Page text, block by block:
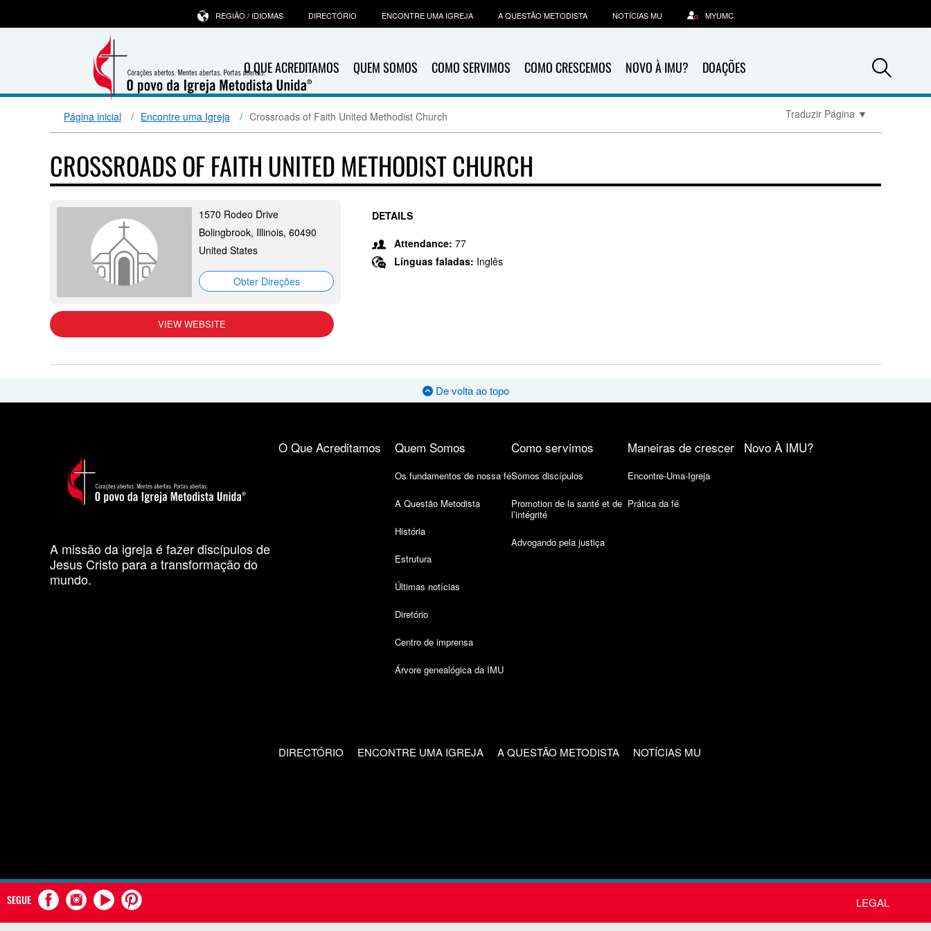
O QUE ACREDITAMOS QUEM SOMOS COMO SERVIMOS COMO CRESCEMOS NOVO À IMU? DOAÇÕES
REGIÃO / IDIOMAS DIRECTÓRIO ENCONTRE UMA IGREJA A QUESTÃO METODISTA NOTÍCIAS MU MYUMC
Página inicial Encontre uma Igreja Crossroads of Faith United Methodist Church Traduzir Página ▼
CROSSROADS OF FAITH UNITED METHODIST CHURCH
1570 Rodeo Drive
Bolingbrook, Illinois, 60490
United States
Obter Direções
VIEW WEBSITE
DETAILS
Attendance: 77
Línguas faladas: Inglês
De volta ao topo
A missão da igreja é fazer discípulos de
Jesus Cristo para a transformação do
mundo.
O Que Acreditamos Quem Somos
Os fundamentos de nossa fé
A Questão Metodista
História
Estrutura
Últimas notícias
Diretório
Centro de imprensa
Árvore genealógica da IMU
Como servimos
Somos discípulos
Promotion de la santé et de
l’intégrité
Advogando pela justiça
Maneiras de crescer
Encontre-Uma-Igreja
Prática da fé
Novo À IMU?
DIRECTÓRIO ENCONTRE UMA IGREJA A QUESTÃO METODISTA NOTÍCIAS MU
SEGUE LEGAL